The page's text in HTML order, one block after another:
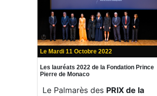
Le Mardi 11 Octobre 2022
Les lauréats 2022 de la Fondation Prince
Pierre de Monaco
Le Palmarès des PRIX de la